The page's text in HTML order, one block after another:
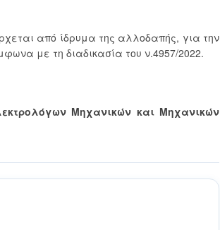
από ίδρυμα της αλλοδαπής, για την
με τη διαδικασία του ν.4957/2022.
Μηχανικών και Μηχανικών